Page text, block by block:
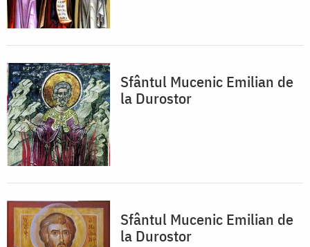
Sfântul Mucenic Emilian de
la Durostor
Sfântul Mucenic Emilian de
la Durostor